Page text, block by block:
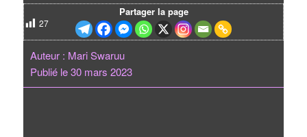
27
Partager la page
Auteur : Mari Swaruu
Publié le 30 mars 2023